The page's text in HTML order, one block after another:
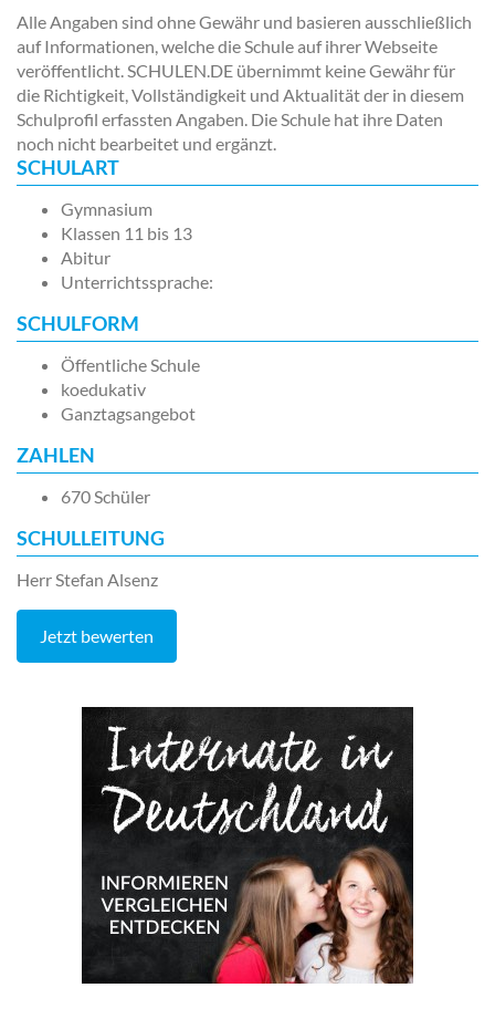
Alle Angaben sind ohne Gewähr und basieren ausschließlich
auf Informationen, welche die Schule auf ihrer Webseite
veröffentlicht. SCHULEN.DE übernimmt keine Gewähr für
die Richtigkeit, Vollständigkeit und Aktualität der in diesem
Schulprofil erfassten Angaben. Die Schule hat ihre Daten
noch nicht bearbeitet und ergänzt.
SCHULART
Gymnasium
Klassen 11 bis 13
Abitur
Unterrichtssprache:
SCHULFORM
Öffentliche Schule
koedukativ
Ganztagsangebot
ZAHLEN
670 Schüler
SCHULLEITUNG
Herr Stefan Alsenz
Jetzt bewerten